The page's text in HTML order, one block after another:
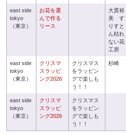
east side
tokyo
（東京）
お花を選
んで作る
リース
大貫裕
美 す
りすと
ん枯れ
ない花
工房
east side
tokyo
（東京）
クリスマ
スラッピ
ング2026
クリスマス
をラッピン
グで楽しも
う！！
杉崎
east side
tokyo
（東京）
クリスマ
スラッピ
ング2026
クリスマス
をラッピン
グで楽しも
う！！